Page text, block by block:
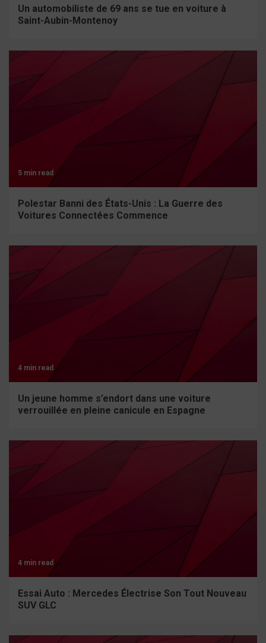
Un automobiliste de 69 ans se tue en voiture à
Saint-Aubin-Montenoy
5 min read
Polestar Banni des États-Unis : La Guerre des
Voitures Connectées Commence
4 min read
Un jeune homme s’endort dans une voiture
verrouillée en pleine canicule en Espagne
4 min read
Essai Auto : Mercedes Électrise Son Tout Nouveau
SUV GLC